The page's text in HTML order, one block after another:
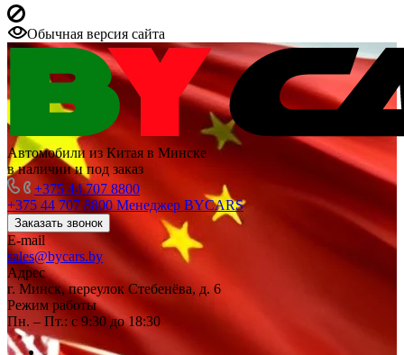
Обычная версия сайта
Автомобили из Китая в Минске
в наличии и под заказ
+375 44 707 8800
+375 44 707 8800 Менеджер BYCARS
Заказать звонок
E-mail
sales@bycars.by
Адрес
г. Минск, переулок Стебенёва, д. 6
Режим работы
Пн. – Пт.: с 9:30 до 18:30